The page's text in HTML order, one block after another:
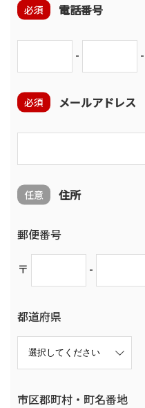
電話番号
必須
- -
メールアドレス
必須
住所
任意
郵便番号
〒 -
都道府県
市区郡町村・町名番地